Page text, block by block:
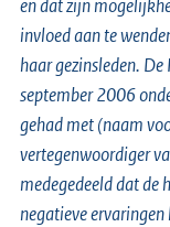
en dat zijn
invloed aan te
haar gezinsleden.
september 2006
gehad met (naam
vertegenwoordiger
medegedeeld dat de
negatieve